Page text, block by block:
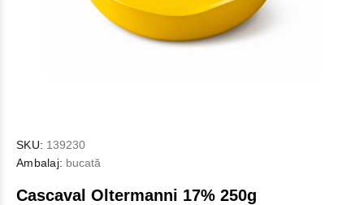
SKU: 139230
Ambalaj: bucată
Cascaval Oltermanni 17% 250g